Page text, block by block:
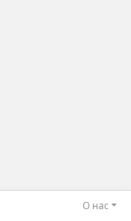
О нас